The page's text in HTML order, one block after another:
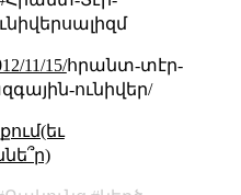
11/15/հրանտ-տէր-
ունիվեր/